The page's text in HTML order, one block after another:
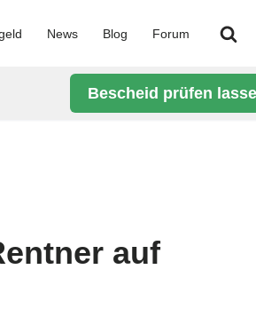
News Blog Forum
Bescheid prüfen
auf